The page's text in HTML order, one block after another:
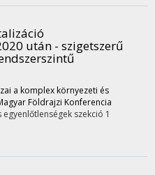
után - szigetszerű
a komplex környezeti és
Földrajzi Konferencia
szekció 1